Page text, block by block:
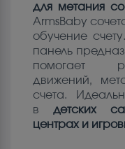
для метания
ArmsBaby
обучение
панель
помогает
движений,
счета.
в детских
центрах и